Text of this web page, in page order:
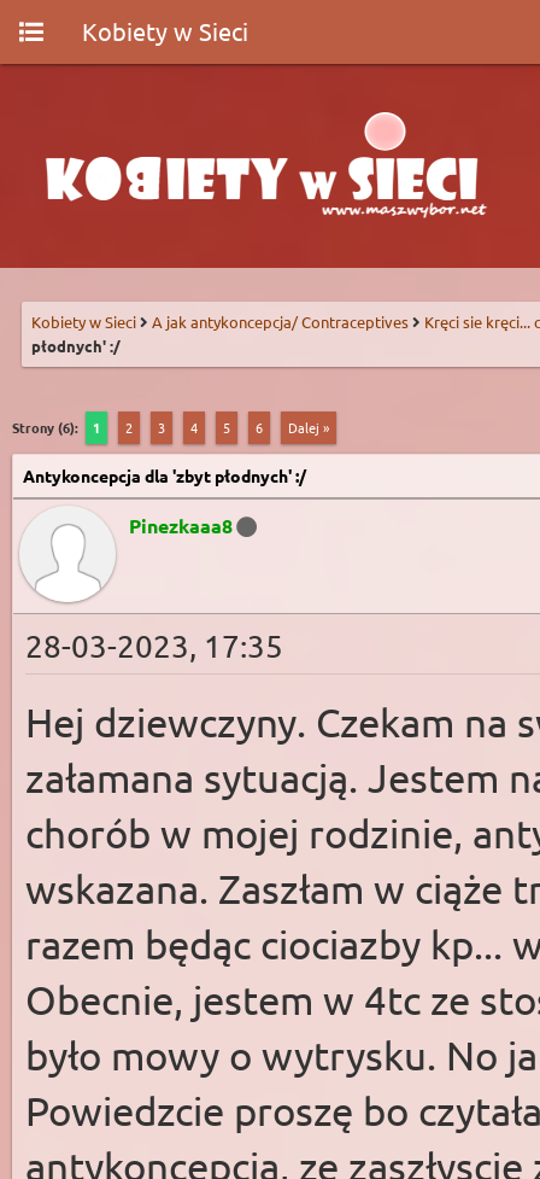
Kobiety w Sieci
Kobiety w Sieci A jak antykoncepcja/ Contraceptives
Kręci sie kręci...
płodnych' :/
Strony (6): 1 2 3 4 5 6 Dalej »
Antykoncepcja dla 'zbyt płodnych' :/
Pinezkaaa8
28-03-2023, 17:35
Hej dziewczyny. Czekam na
załamana sytuacją. Jestem
chorób w mojej rodzinie,
wskazana. Zaszłam w ciąże
razem będąc ciociazby kp...
Obecnie, jestem w 4tc ze
było mowy o wytrysku. No
Powiedzcie proszę bo
antykoncepcja, ze